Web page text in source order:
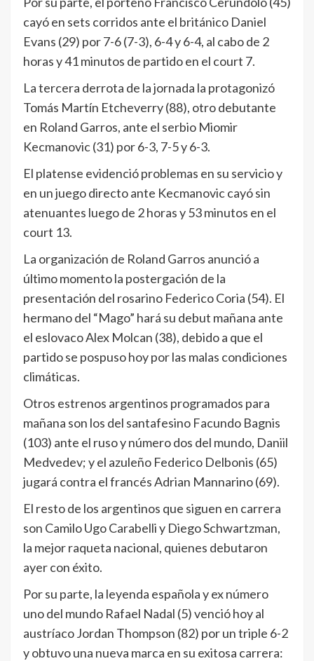
cayó en sets corridos ante el británico Daniel
Evans (29) por 7-6 (7-3), 6-4 y 6-4, al cabo de 2
horas y 41 minutos de partido en el court 7.
La tercera derrota de la jornada la protagonizó
Tomás Martín Etcheverry (88), otro debutante
en Roland Garros, ante el serbio Miomir
Kecmanovic (31) por 6-3, 7-5 y 6-3.
El platense evidenció problemas en su servicio y
en un juego directo ante Kecmanovic cayó sin
atenuantes luego de 2 horas y 53 minutos en el
court 13.
La organización de Roland Garros anunció a
último momento la postergación de la
presentación del rosarino Federico Coria (54). El
hermano del “Mago” hará su debut mañana ante
el eslovaco Alex Molcan (38), debido a que el
partido se pospuso hoy por las malas condiciones
climáticas.
Otros estrenos argentinos programados para
mañana son los del santafesino Facundo Bagnis
(103) ante el ruso y número dos del mundo, Daniil
Medvedev; y el azuleño Federico Delbonis (65)
jugará contra el francés Adrian Mannarino (69).
El resto de los argentinos que siguen en carrera
son Camilo Ugo Carabelli y Diego Schwartzman,
la mejor raqueta nacional, quienes debutaron
ayer con éxito.
Por su parte, la leyenda española y ex número
uno del mundo Rafael Nadal (5) venció hoy al
austríaco Jordan Thompson (82) por un triple 6-2
y obtuvo una nueva marca en su exitosa carrera: